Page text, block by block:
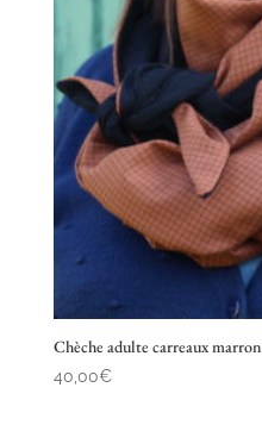
Chèche adulte carreaux marron
40,00€